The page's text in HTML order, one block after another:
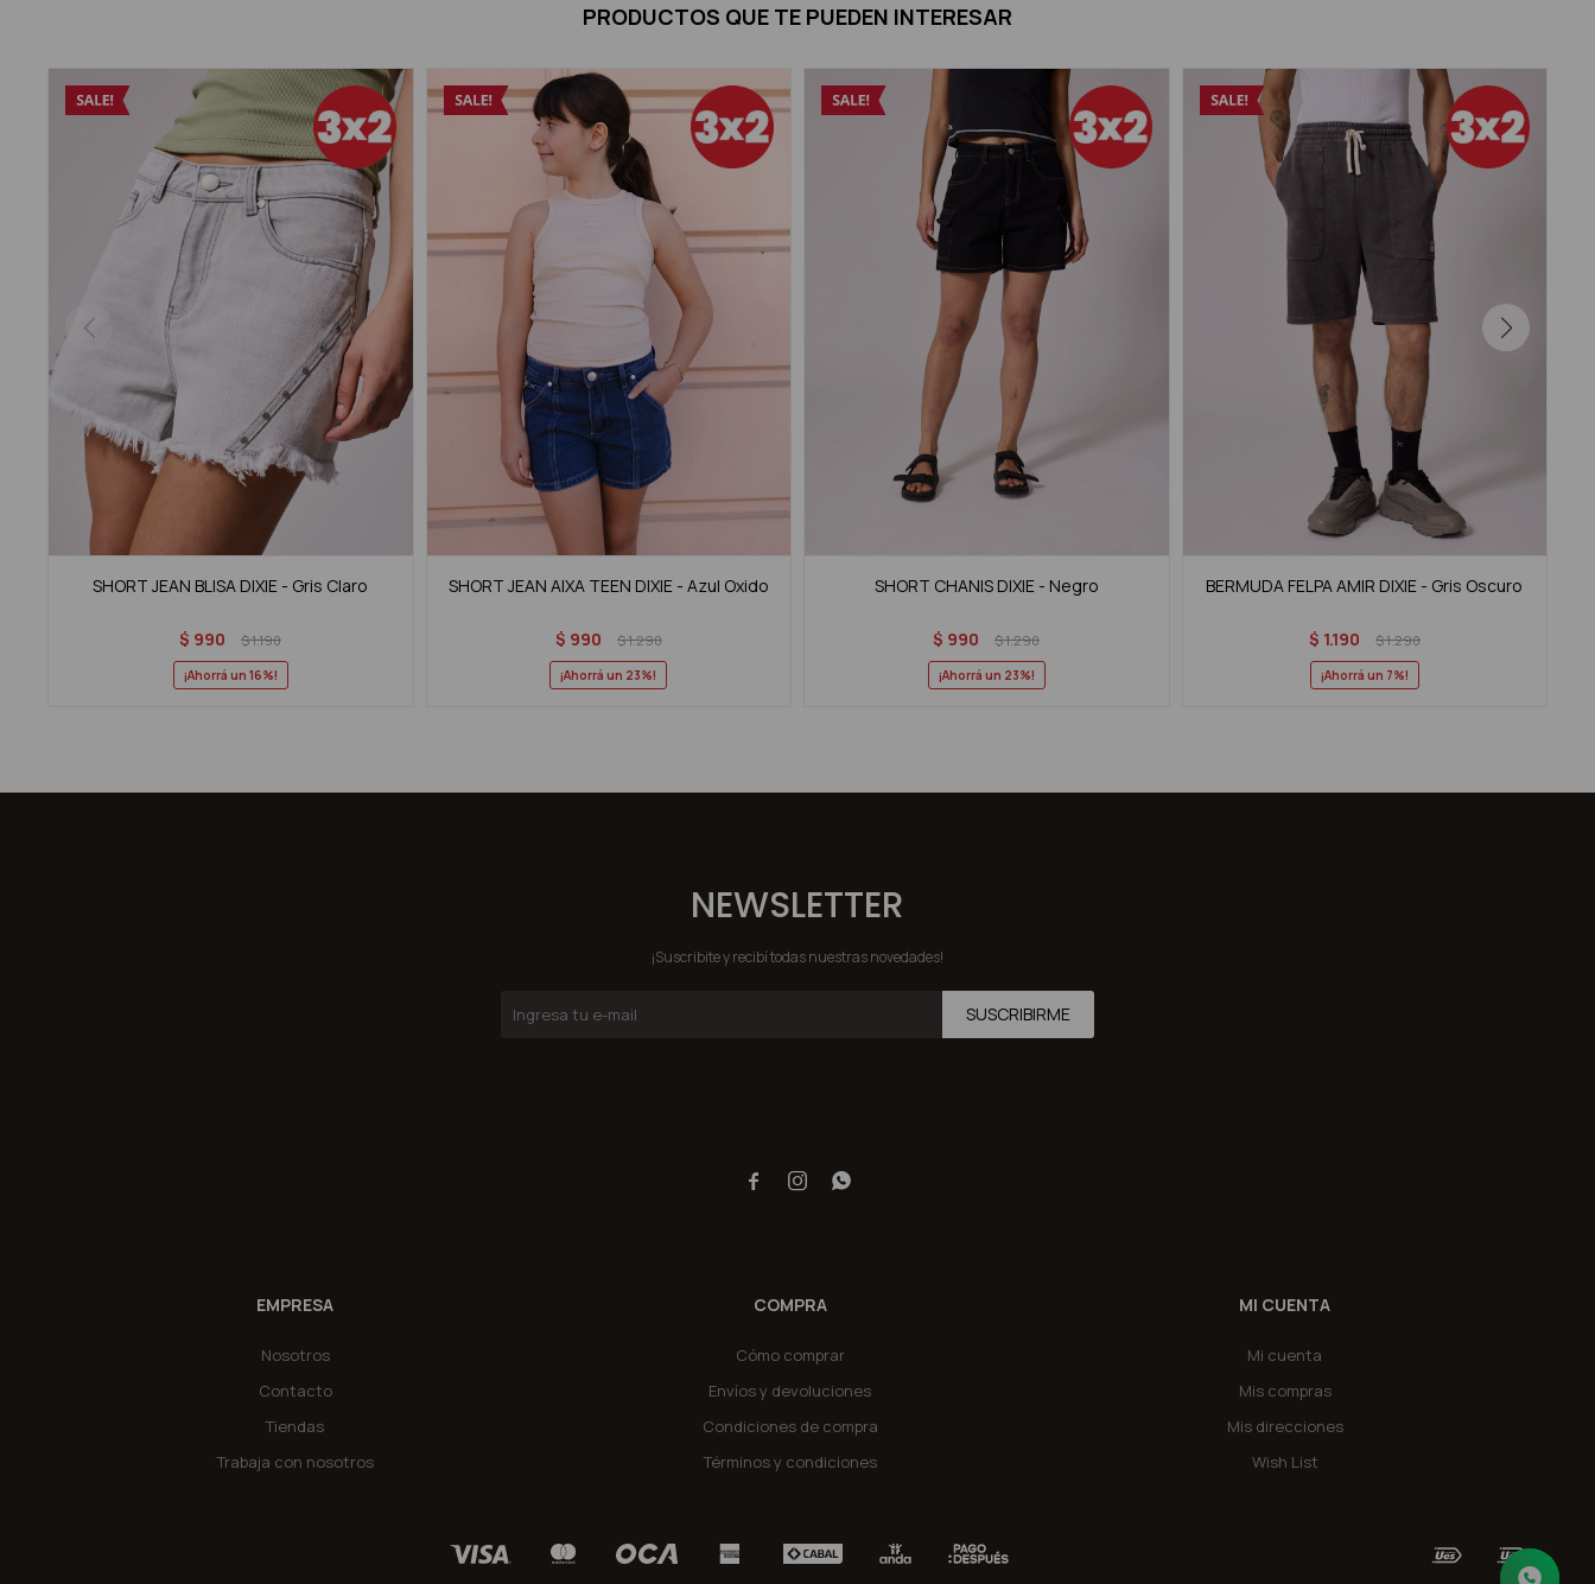
PRODUCTOS QUE TE PUEDEN INTERESAR
SHORT JEAN BLISA DIXIE - Gris Claro
$ 990 $1.190
16
SHORT JEAN AIXA TEEN DIXIE - Azul Oxido
$ 990 $1.290
23
SHORT CHANIS DIXIE - Negro
$ 990 $1.290
23
BERMUDA FELPA AMIR DIXIE - Gris Oscuro
$ 1.190 $1.290
7
EMPRESA
Nosotros
Contacto
Tiendas
Trabaja con nosotros
COMPRA
Cómo comprar
Envíos y devoluciones
Condiciones de compra
Términos y condiciones
MI CUENTA
Mi cuenta
Mis compras
Mis direcciones
Wish List
NEWSLETTER
¡Suscribite y recibí todas nuestras novedades!
SUSCRIBIRME
  